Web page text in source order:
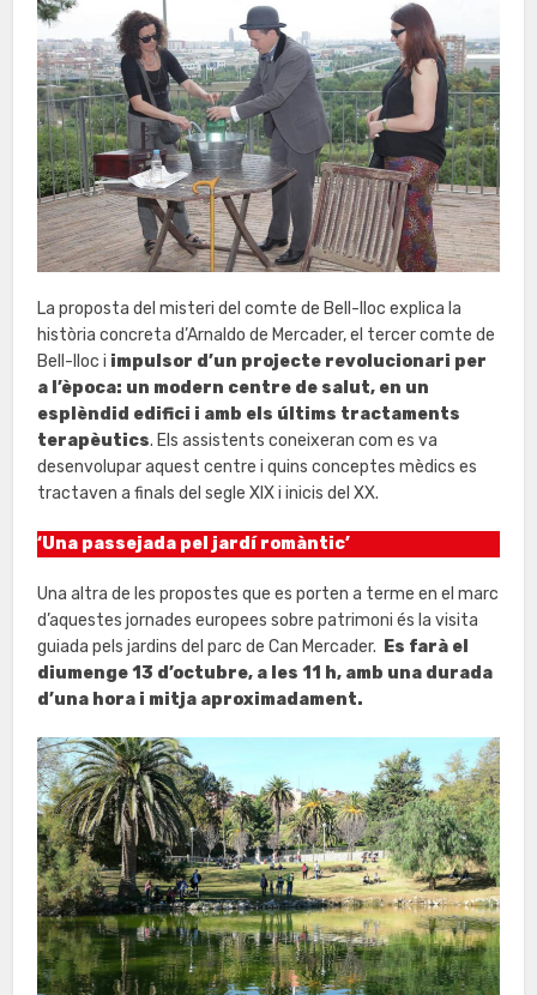
La proposta del misteri del comte de Bell-lloc explica la
història concreta d’Arnaldo de Mercader, el tercer comte de
Bell-lloc i impulsor d’un projecte revolucionari per
a l’època: un modern centre de salut, en un
esplèndid edifici i amb els últims tractaments
terapèutics. Els assistents coneixeran com es va
desenvolupar aquest centre i quins conceptes mèdics es
tractaven a finals del segle XIX i inicis del XX.
‘Una passejada pel jardí romàntic’
Una altra de les propostes que es porten a terme en el marc
d’aquestes jornades europees sobre patrimoni és la visita
guiada pels jardins del parc de Can Mercader.
Es farà el
diumenge 13 d’octubre, a les 11 h, amb una durada
d’una hora i mitja aproximadament.